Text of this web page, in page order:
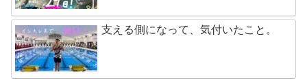
支える側になって、気付いたこと。